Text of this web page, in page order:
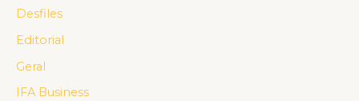
Desfiles
Editorial
Geral
IFA Business